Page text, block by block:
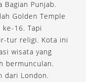
Bagian Punjab.
Golden Temple
16. Tapi
tur religi. Kota ini
wisata yang
bermunculan.
dari London.